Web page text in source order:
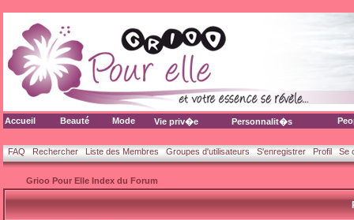
Accueil Beauté Mode Vie priv�e Personnalit�s
FAQ Rechercher Liste des Membres Groupes d'utilisateurs S'enregistrer Profil Se
Grioo Pour Elle Index du Forum